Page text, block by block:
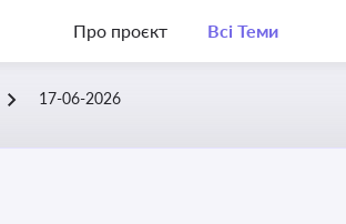
Про проєкт Всі Теми
17-06-2026